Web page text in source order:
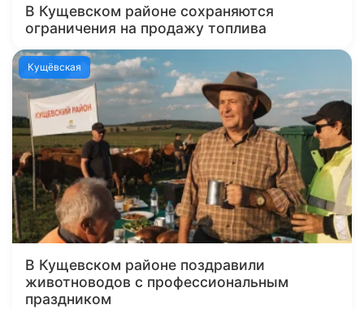
В Кущевском районе сохраняются
ограничения на продажу топлива
Кущёвская
В Кущевском районе поздравили
животноводов с профессиональным
праздником